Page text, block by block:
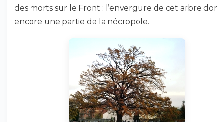
des morts sur le Front : l’envergure de cet arbre
encore une partie de la nécropole.